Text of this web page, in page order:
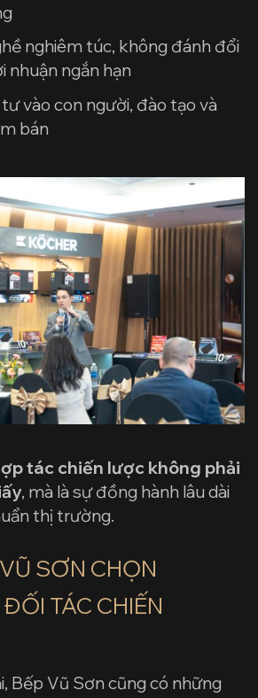
nghiêm túc, không đánh đổi
nhuận ngắn hạn
vào con người, đào tạo và
bán
tác chiến lược không phải
, mà là sự đồng hành lâu dài
thị trường.
SƠN CHỌN
TÁC CHIẾN
Bếp Vũ Sơn cũng có những